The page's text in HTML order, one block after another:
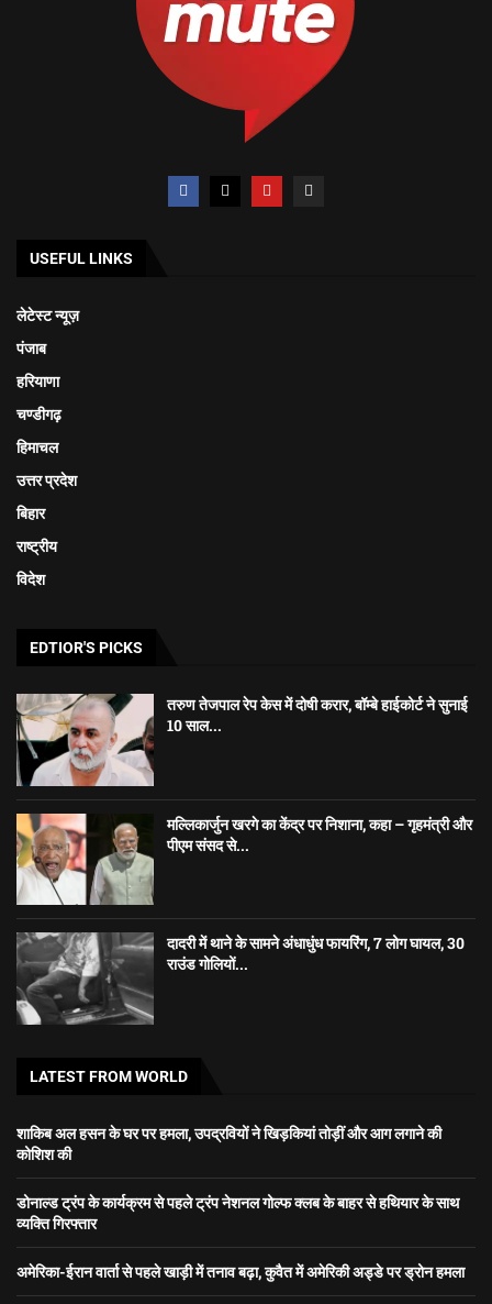
USEFUL LINKS
लेटेस्ट न्यूज़
पंजाब
हरियाणा
चण्डीगढ़
हिमाचल
उत्तर प्रदेश
बिहार
राष्ट्रीय
विदेश
EDTIOR'S PICKS
तरुण तेजपाल रेप केस में दोषी करार, बॉम्बे हाईकोर्ट ने सुनाई
10 साल...
मल्लिकार्जुन खरगे का केंद्र पर निशाना, कहा – गृहमंत्री और
पीएम संसद से...
दादरी में थाने के सामने अंधाधुंध फायरिंग, 7 लोग घायल, 30
राउंड गोलियों...
LATEST FROM WORLD
शाकिब अल हसन के घर पर हमला, उपद्रवियों ने खिड़कियां तोड़ीं और आग लगाने की
कोशिश की
डोनाल्ड ट्रंप के कार्यक्रम से पहले ट्रंप नेशनल गोल्फ क्लब के बाहर से हथियार के साथ
व्यक्ति गिरफ्तार
अमेरिका-ईरान वार्ता से पहले खाड़ी में तनाव बढ़ा, कुवैत में अमेरिकी अड्डे पर ड्रोन हमला